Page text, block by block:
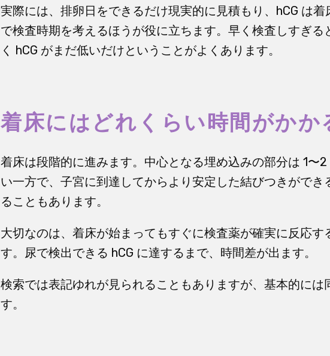
実際には、排卵日をできるだけ現実的に見積もり、hCG は
で検査時期を考えるほうが役に立ちます。早く検査しすぎる
く hCG がまだ低いだけということがよくあります。
着床にはどれくらい時間がかか
着床は段階的に進みます。中心となる埋め込みの部分は 1〜
い一方で、子宮に到達してからより安定した結びつきができ
ることもあります。
大切なのは、着床が始まってもすぐに検査薬が確実に反応
す。尿で検出できる hCG に達するまで、時間差が出ます。
検索では表記ゆれが見られることもありますが、基本的には
す。